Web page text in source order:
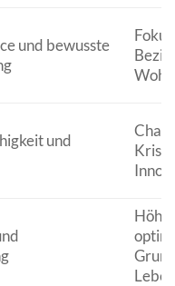
und bewusste
und